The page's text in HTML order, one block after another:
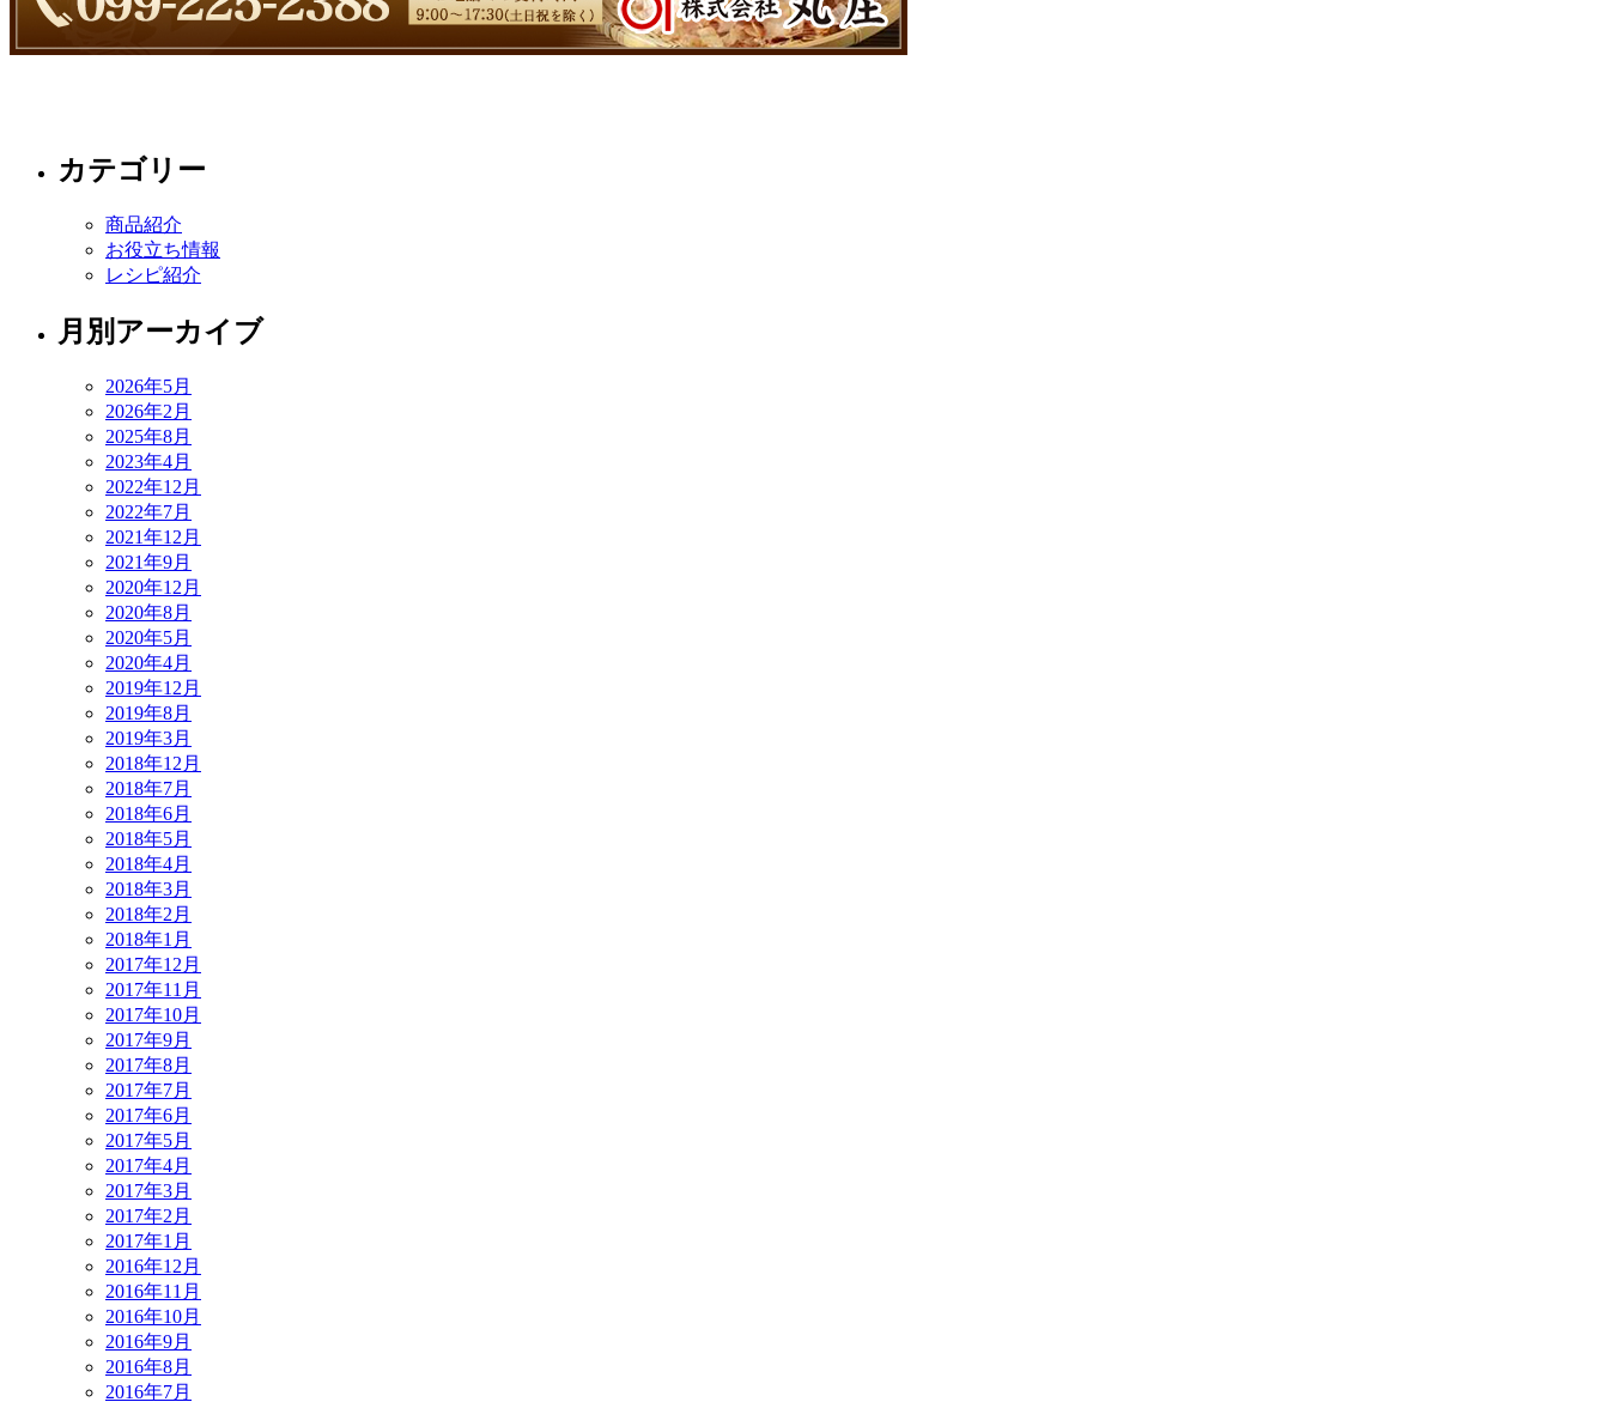
カテゴリー
商品紹介
お役立ち情報
レシピ紹介
月別アーカイブ
2026年5月
2026年2月
2025年8月
2023年4月
2022年12月
2022年7月
2021年12月
2021年9月
2020年12月
2020年8月
2020年5月
2020年4月
2019年12月
2019年8月
2019年3月
2018年12月
2018年7月
2018年6月
2018年5月
2018年4月
2018年3月
2018年2月
2018年1月
2017年12月
2017年11月
2017年10月
2017年9月
2017年8月
2017年7月
2017年6月
2017年5月
2017年4月
2017年3月
2017年2月
2017年1月
2016年12月
2016年11月
2016年10月
2016年9月
2016年8月
2016年7月